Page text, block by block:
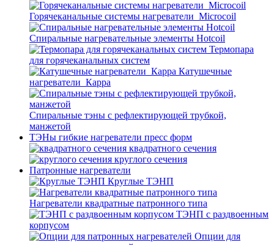
Горячеканальные системы нагреватели_Microcoil
Спиральные нагревательные элементы Hotcoil
Термопара
для горячеканальных систем
Катушечные
нагреватели_Карра
Спиральные тэны с рефлектирующей трубкой,
манжетой
ТЭНы гибкие нагреватели пресс форм
квадратного сечения
круглого сечения
Патронные нагреватели
Круглые ТЭНП
Нагреватели квадратные патронного типа
ТЭНП с раздвоенным
корпусом
Опции для